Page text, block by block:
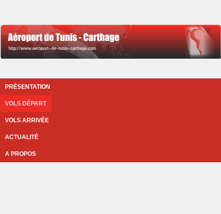
PRÉSENTATION
VOLS DÉPART
VOLS ARRIVÉE
ACTUALITÉ
A PROPOS